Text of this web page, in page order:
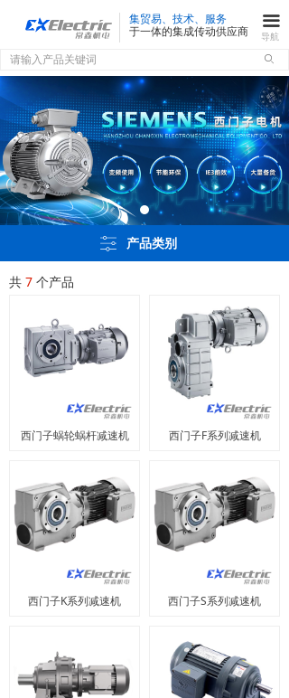
集贸易、技术、服务
于一体的集成传动供应商
끀
导航
ꄙ
ꀒ 产品类别
共 7 个产品
西门子蜗轮蜗杆减速机 西门子F系列减速机
西门子K系列减速机 西门子S系列减速机